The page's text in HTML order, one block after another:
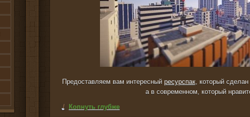
Предоставляем вам интересный ресурспак, который
а в современном, который
Копнуть глубже